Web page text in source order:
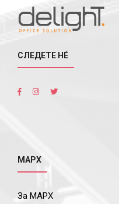
СЛЕДЕТЕ НÉ
МАРХ
За МАРХ